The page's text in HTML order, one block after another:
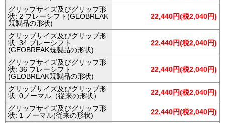
グリップサイズ及びグリップ形
状: 2 プレーシフト(GEOBREAK
既製品の形状)
22,440円(税2,040円)
グリップサイズ及びグリップ形
状: 34 プレーシフト
(GEOBREAK既製品の形状)
22,440円(税2,040円)
グリップサイズ及びグリップ形
状: 36 プレーシフト
(GEOBREAK既製品の形状)
22,440円(税2,040円)
グリップサイズ及びグリップ形
状: 0ノーマル（従来の形状）
22,440円(税2,040円)
グリップサイズ及びグリップ形
状: 1 ノーマル(従来の形状)
22,440円(税2,040円)